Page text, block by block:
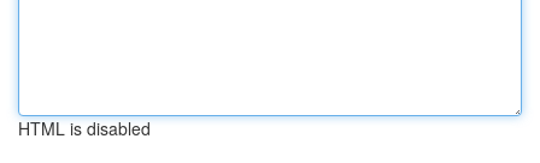
HTML is disabled